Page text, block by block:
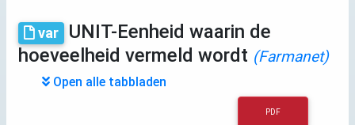
var
UNIT-Eenheid waarin de
hoeveelheid vermeld wordt (Farmanet)
Open alle tabbladen
PDF